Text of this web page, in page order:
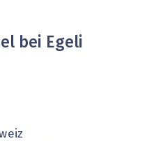
bei Egeli